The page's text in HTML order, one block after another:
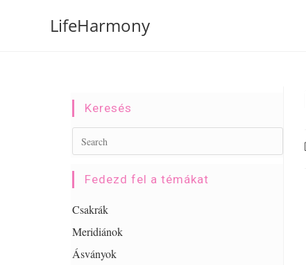
LifeHarmony
Keresés
Fedezd fel a témákat
Csakrák
Meridiánok
Ásványok